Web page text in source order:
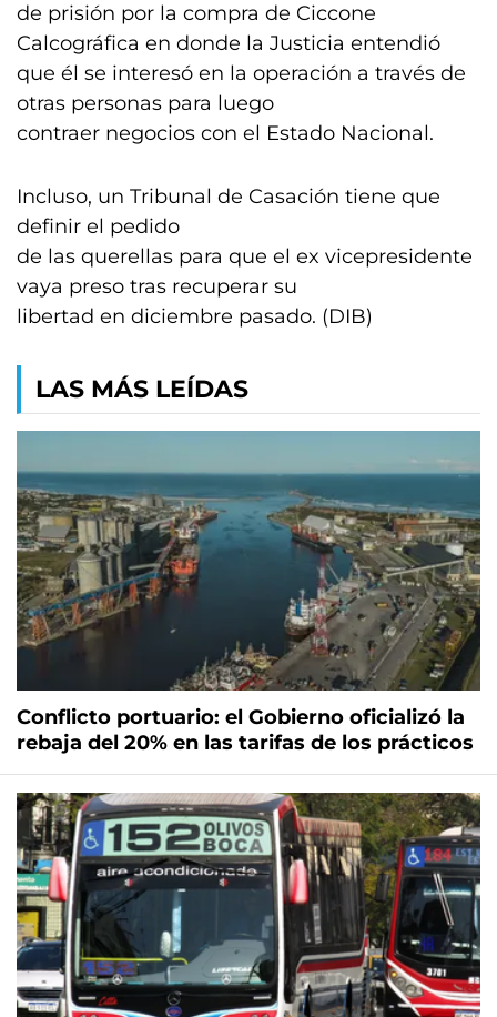
de prisión por la compra de Ciccone
Calcográfica en donde la Justicia entendió
que él se interesó en la operación a través de
otras personas para luego
contraer negocios con el Estado Nacional.
Incluso, un Tribunal de Casación tiene que
definir el pedido
de las querellas para que el ex vicepresidente
vaya preso tras recuperar su
libertad en diciembre pasado. (DIB)
LAS MÁS LEÍDAS
Conflicto portuario: el Gobierno oficializó la
rebaja del 20% en las tarifas de los prácticos